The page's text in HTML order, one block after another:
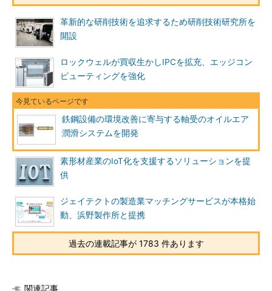
革新的な研削技術を追求するため研削技術研究所を
開設
ロックウェルが買収生かしIPCを拡充、エッジコン
ピューティングを強化
鉄鋼設備の環境改善に寄与する軸受のオイルエア
潤滑システムを開発
素形材産業のIoT化を支援するソリューションを提
供
ジェイテクトの製造業マッチングサービスが本格始
動、浜野製作所と提携
過去の連載記事が 1783 件あります
関連記事